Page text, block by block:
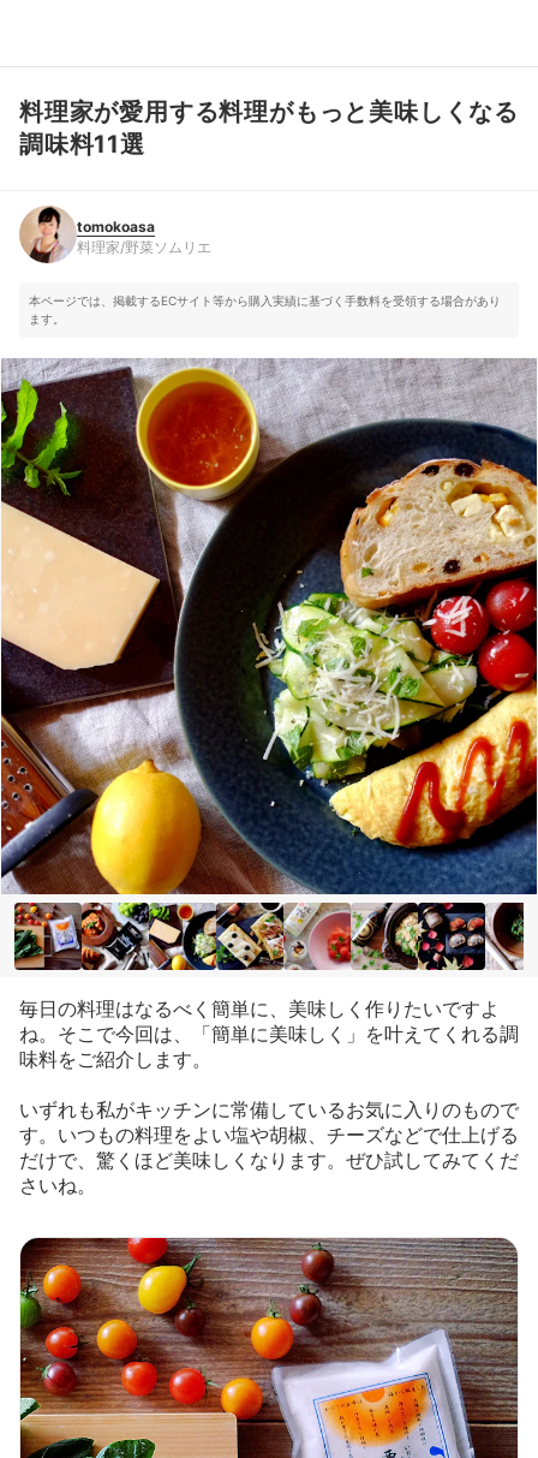
tomokoasa
料理家/野菜ソムリエ
料理家が愛用する料理がもっと美味しくなる
調味料11選
tomokoasa
料理家/野菜ソムリエ
本ページでは、掲載するECサイト等から購入実績に基づく手数料を受領する場合があり
ます。
毎日の料理はなるべく簡単に、美味しく作りたいですよ
ね。そこで今回は、「簡単に美味しく」を叶えてくれる調
味料をご紹介します。
いずれも私がキッチンに常備しているお気に入りのもので
す。いつもの料理をよい塩や胡椒、チーズなどで仕上げる
だけで、驚くほど美味しくなります。ぜひ試してみてくだ
さいね。